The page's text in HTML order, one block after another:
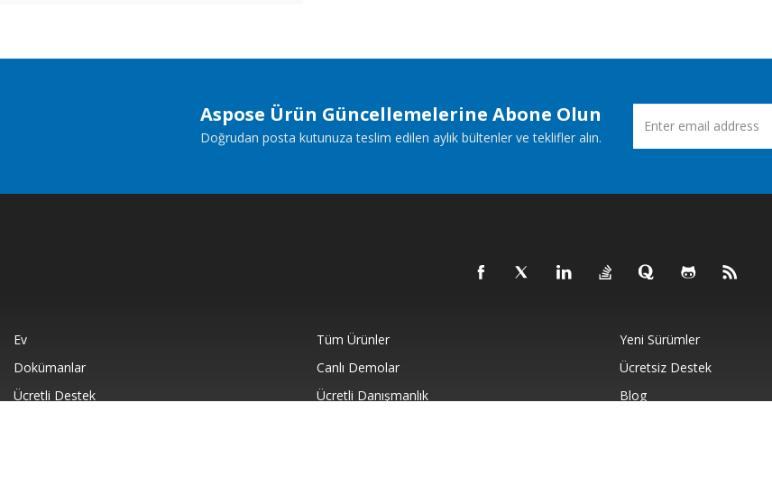
Aspose Ürün Güncellemelerine Abone Olun
Doğrudan posta kutunuza teslim edilen aylık bültenler ve teklifler alın.
Ev Tüm Ürünler Yeni Sürümler
Dokümanlar
Canlı Demolar Ücretsiz Destek
Ücretli Destek
Ücretli Danışmanlık Blog